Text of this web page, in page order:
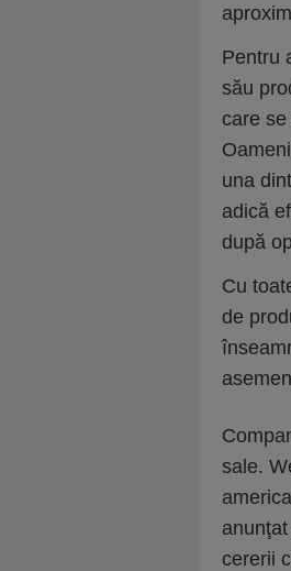
Pentru
său
care
una
adică
după
Cu
de
sale.
cererii